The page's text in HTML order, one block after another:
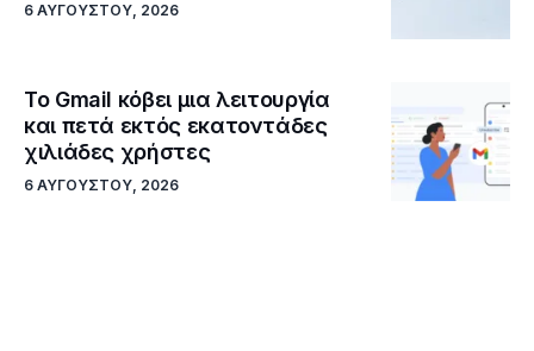
6 ΑΥΓΟΎΣΤΟΥ, 2026
Το Gmail κόβει μια λειτουργία
και πετά εκτός εκατοντάδες
χιλιάδες χρήστες
6 ΑΥΓΟΎΣΤΟΥ, 2026